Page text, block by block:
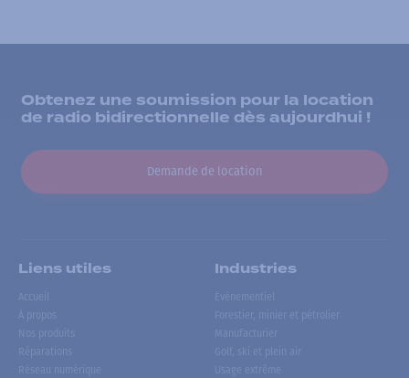
Obtenez une soumission pour la location
de radio bidirectionnelle dès aujourdhui !
Demande de location
Liens utiles
Accueil
À propos
Nos produits
Réparations
Réseau numérique
Industries
Événementiel
Forestier, minier et pétrolier
Manufacturier
Golf, ski et plein air
Usage extrême